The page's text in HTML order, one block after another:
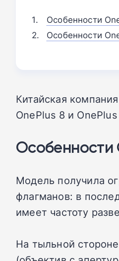
Особенности
Особенности
Китайская
OnePlus 8 и
Особенности
Модель получила
флагманов: в
имеет частоту
На тыльной